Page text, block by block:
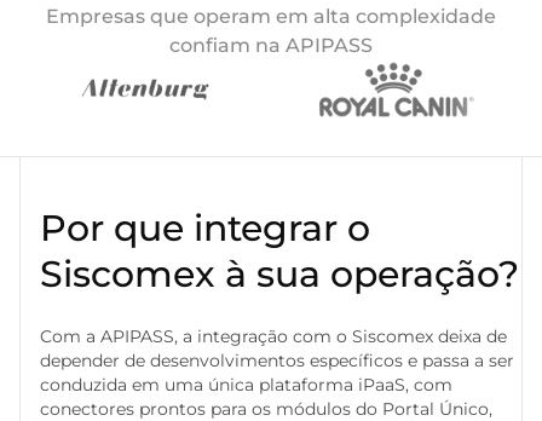
Empresas que operam em alta complexidade
confiam na APIPASS
Por que integrar o
Siscomex à sua operação?
Com a APIPASS, a integração com o Siscomex deixa de
depender de desenvolvimentos específicos e passa a ser
conduzida em uma única plataforma iPaaS, com
conectores prontos para os módulos do Portal Único,